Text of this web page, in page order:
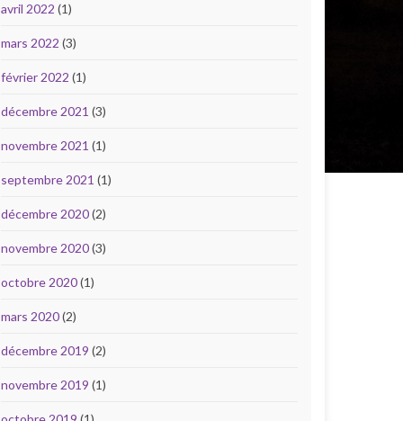
avril 2022 (1)
mars 2022 (3)
février 2022 (1)
décembre 2021 (3)
novembre 2021 (1)
septembre 2021 (1)
décembre 2020(2)
novembre 2020(3)
octobre 2020(1)
mars 2020(2)
décembre 2019 (2)
novembre 2019 (1)